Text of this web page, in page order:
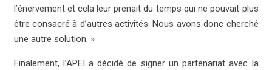
l’énervement et cela leur prenait du temps qui ne pouvait plus
être consacré à d’autres activités. Nous avons donc cherché
une autre solution. »
Finalement, l’APEI a décidé de signer un partenariat avec la